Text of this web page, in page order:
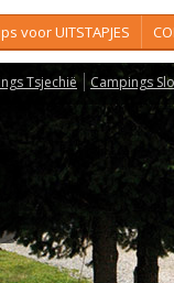
voor UITSTAPJES
Tsjechië Campings